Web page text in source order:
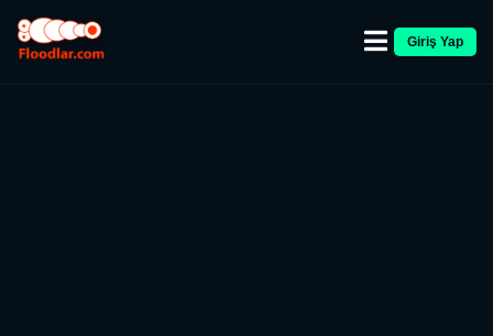
Giriş Yap